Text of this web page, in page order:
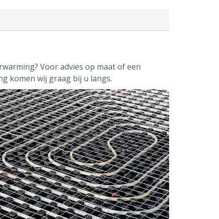
Voor advies op maat of een
komen wij graag bij u langs.